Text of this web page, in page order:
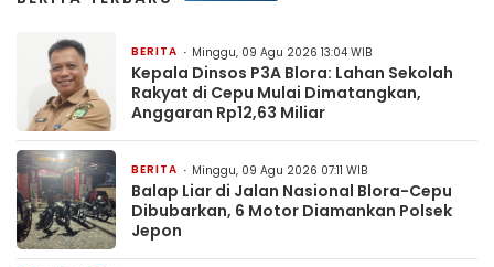
BERITA Minggu, 09 Agu 2026 13:04 WIB
Kepala Dinsos P3A Blora: Lahan Sekolah
Rakyat di Cepu Mulai Dimatangkan,
Anggaran Rp12,63 Miliar
BERITA Minggu, 09 Agu 2026 07:11 WIB
Balap Liar di Jalan Nasional Blora-Cepu
Dibubarkan, 6 Motor Diamankan Polsek
Jepon